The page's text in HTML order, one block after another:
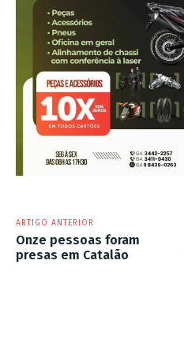
ARTIGO ANTERIOR
Onze pessoas foram
presas em Catalão